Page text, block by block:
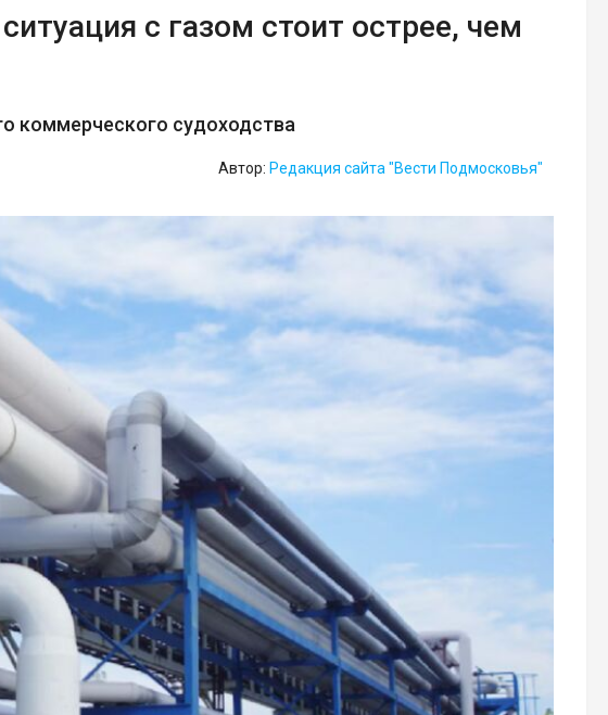
с газом стоит острее, чем
коммерческого судоходства
Автор: Редакция сайта "Вести Подмосковья"